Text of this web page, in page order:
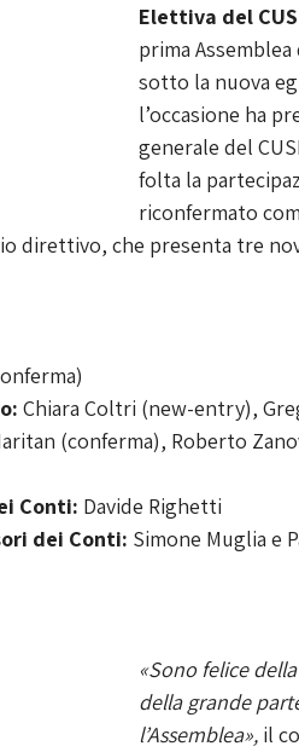
Elettiva del CUS
prima
sotto la nuova
l’occasione ha
generale del
folta la
riconfermato
direttivo, che presenta tre
Chiara Coltri (new-entry),
(conferma), Roberto
Conti: Davide Righetti
dei Conti: Simone Muglia e
«Sono felice
della grande
l’Assemblea», il